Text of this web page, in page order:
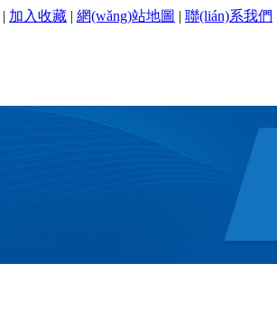
| 加入收藏 | 網(wǎng)站地圖 | 聯(lián)系我們